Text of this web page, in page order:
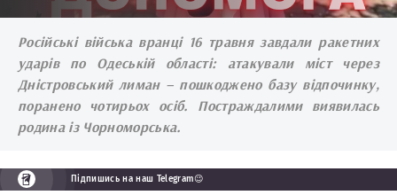
Російські війська вранці 16 травня завдали ракетних
ударів по Одеській області: атакували міст через
Дністровський лиман – пошкоджено базу відпочинку,
поранено чотирьох осіб. Постраждалими виявилась
родина із Чорноморська.
Підпишись на наш Telegram😉